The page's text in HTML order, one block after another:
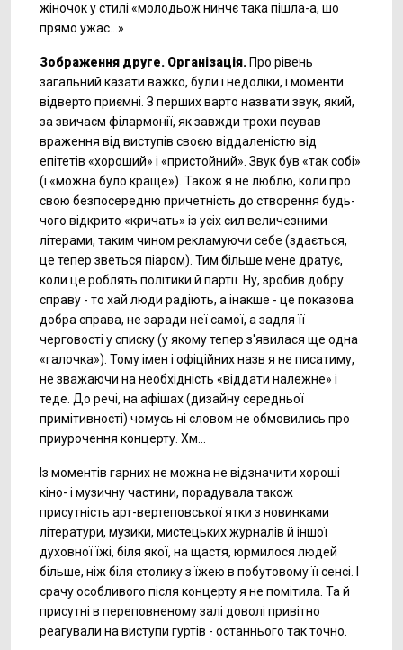
жіночок у стилі «молодьож нинчє така пішла-а, шо
прямо ужас…»
Зображення друге. Організація. Про рівень
загальний казати важко, були і недоліки, і моменти
відверто приємні. З перших варто назвати звук, який,
за звичаєм філармонії, як завжди трохи псував
враження від виступів своєю віддаленістю від
епітетів «хороший» і «пристойний». Звук був «так собі»
(і «можна було краще»). Також я не люблю, коли про
свою безпосередню причетність до створення будь-
чого відкрито «кричать» із усіх сил величезними
літерами, таким чином рекламуючи себе (здається,
це тепер зветься піаром). Тим більше мене дратує,
коли це роблять політики й партії. Ну, зробив добру
справу - то хай люди радіють, а інакше - це показова
добра справа, не заради неї самої, а задля її
черговості у списку (у якому тепер з'явилася ще одна
«галочка»). Тому імен і офіційних назв я не писатиму,
не зважаючи на необхідність «віддати належне» і
теде. До речі, на афішах (дизайну середньої
примітивності) чомусь ні словом не обмовились про
приурочення концерту. Хм...
Із моментів гарних не можна не відзначити хороші
кіно- і музичну частини, порадувала також
присутність арт-вертеповської ятки з новинками
літератури, музики, мистецьких журналів й іншої
духовної їжі, біля якої, на щастя, юрмилося людей
більше, ніж біля столику з їжею в побутовому її сенсі. І
срачу особливого після концерту я не помітила. Та й
присутні в переповненому залі доволі привітно
реагували на виступи гуртів - останнього так точно.